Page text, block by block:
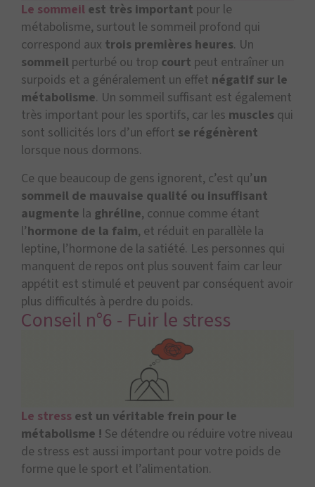
Le sommeil est très important pour le
métabolisme, surtout le sommeil profond qui
correspond aux trois premières heures. Un
sommeil perturbé ou trop court peut entraîner un
surpoids et a généralement un effet négatif sur le
métabolisme. Un sommeil suffisant est également
très important pour les sportifs, car les muscles qui
sont sollicités lors d’un effort se régénèrent
lorsque nous dormons.
Ce que beaucoup de gens ignorent, c’est qu’un
sommeil de mauvaise qualité ou insuffisant
augmente la ghréline, connue comme étant
l’hormone de la faim, et réduit en parallèle la
leptine, l’hormone de la satiété. Les personnes qui
manquent de repos ont plus souvent faim car leur
appétit est stimulé et peuvent par conséquent avoir
plus difficultés à perdre du poids.
Conseil n°6 - Fuir le stress
Le stress est un véritable frein pour le
métabolisme ! Se détendre ou réduire votre niveau
de stress est aussi important pour votre poids de
forme que le sport et l’alimentation.